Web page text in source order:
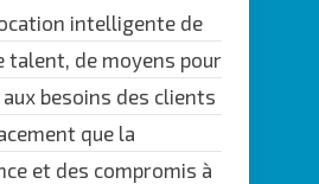
intelligente de
talent, de moyens pour
besoins des clients
que la
et des compromis à